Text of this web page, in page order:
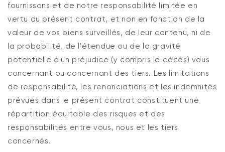
fournissons et de notre responsabilité limitée en
vertu du présent contrat, et non en fonction de la
valeur de vos biens surveillés, de leur contenu, ni de
la probabilité, de l'étendue ou de la gravité
potentielle d'un préjudice (y compris le décès) vous
concernant ou concernant des tiers. Les limitations
de responsabilité, les renonciations et les indemnités
prévues dans le présent contrat constituent une
répartition équitable des risques et des
responsabilités entre vous, nous et les tiers
concernés.